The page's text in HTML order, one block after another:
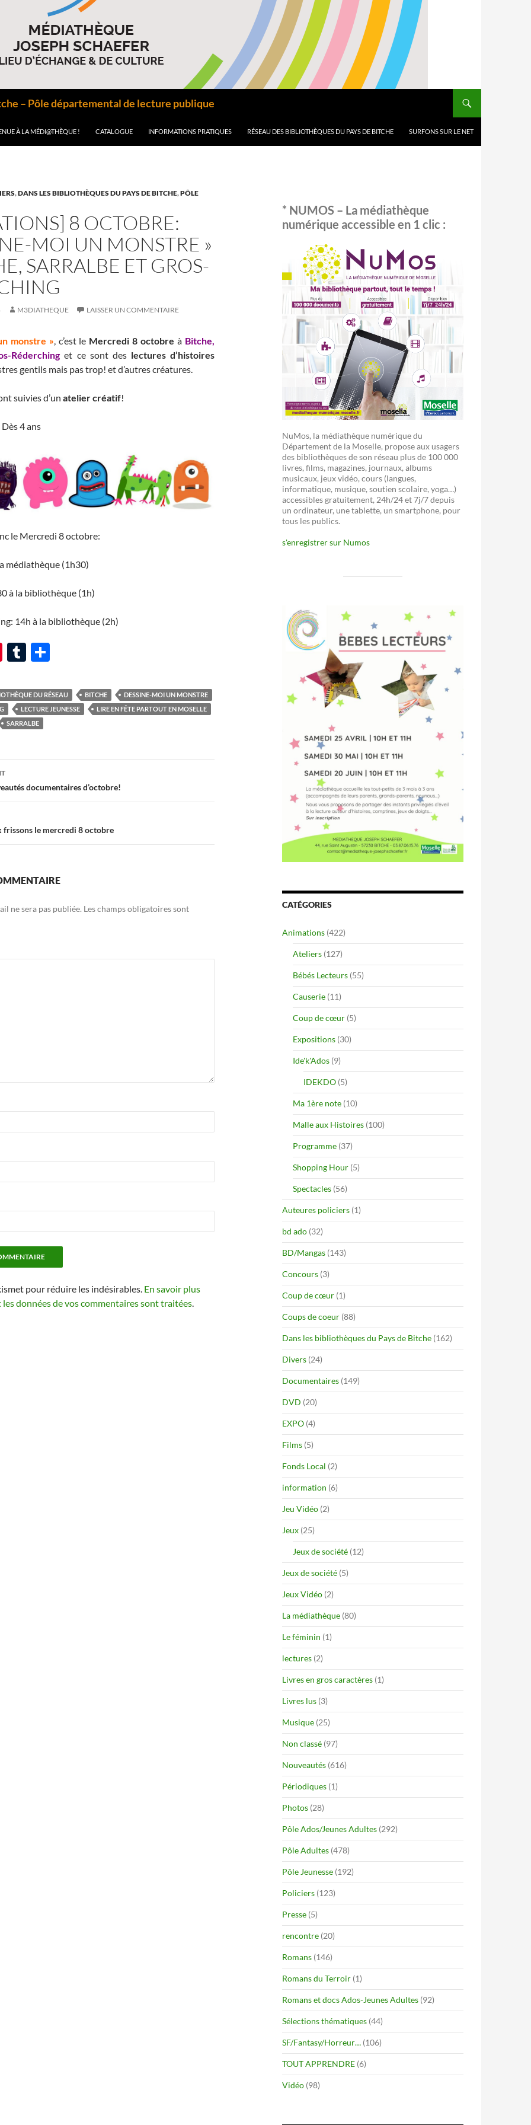
– Pôle départemental de lecture publique
À LA MÉDI@THÈQUE ! CATALOGUE INFORMATIONS PRATIQUES RÉSEAU DES BIBLIOTHÈQUES DU PAYS DE BITCHE SURFONS SUR LE NET
,DANS LES BIBLIOTHÈQUES DU PAYS DE BITCHE,PÔLE
8 OCTOBRE:
MOI UN MONSTRE »
SARRALBE ET GROS-
M3DIATHEQUE LAISSER UN COMMENTAIRE
monstre », c’est le Mercredi 8 octobre à Bitche,
Réderchinget ce sont des lectures d’histoires
gentils mais pas trop! et d’autres créatures.
suivies d’un atelier créatif!
4 ans
le Mercredi 8 octobre:
médiathèque (1h30)
à la bibliothèque (1h)
14h à la bibliothèque (2h)
Pi
er
es
t
T
m
bl
r
ta
g
DU RÉSEAU BITCHE
DESSINE-MOI UN MONSTRE
LECTURE JEUNESSE
LIRE EN FÊTE PARTOUT EN MOSELLE
SARRALBE
documentaires d’octobre!
frissons le mercredi 8 octobre
ne sera pas publiée. Les champs obligatoires sont
pour réduire les indésirables. En savoir plus
données de vos commentaires sont traitées.
* NUMOS – La médiathèque
numérique accessible en 1 clic :
NuMos, la médiathèque numérique du
Département de la Moselle, propose aux usagers
des bibliothèques de son réseau plus de 100 000
livres, films, magazines, journaux, albums
musicaux, jeux vidéo, cours (langues,
informatique, musique, soutien scolaire, yoga…)
accessibles gratuitement, 24h/24 et 7j/7 depuis
un ordinateur, une tablette, un smartphone, pour
tous les publics.
s'enregistrer sur Numos
CATÉGORIES
Animations (422)
Ateliers (127)
Bébés Lecteurs (55)
Causerie (11)
Coup de cœur (5)
Expositions (30)
Ide'k'Ados (9)
IDEKDO (5)
Ma 1ère note (10)
Malle aux Histoires (100)
Programme (37)
Shopping Hour (5)
Spectacles (56)
Auteures policiers (1)
bd ado (32)
BD/Mangas (143)
Concours (3)
Coup de cœur (1)
Coups de coeur (88)
Dans les bibliothèques du Pays de Bitche (162)
Divers (24)
Documentaires (149)
DVD (20)
EXPO (4)
Films (5)
Fonds Local (2)
information (6)
Jeu Vidéo (2)
Jeux (25)
Jeux de société (12)
Jeux de société (5)
Jeux Vidéo (2)
La médiathèque (80)
Le féminin (1)
lectures (2)
Livres en gros caractères (1)
Livres lus (3)
Musique (25)
Non classé (97)
Nouveautés (616)
Périodiques (1)
Photos (28)
Pôle Ados/Jeunes Adultes (292)
Pôle Adultes (478)
Pôle Jeunesse (192)
Policiers (123)
Presse (5)
rencontre (20)
Romans (146)
Romans du Terroir (1)
Romans et docs Ados-Jeunes Adultes (92)
Sélections thématiques (44)
SF/Fantasy/Horreur… (106)
TOUT APPRENDRE (6)
Vidéo (98)